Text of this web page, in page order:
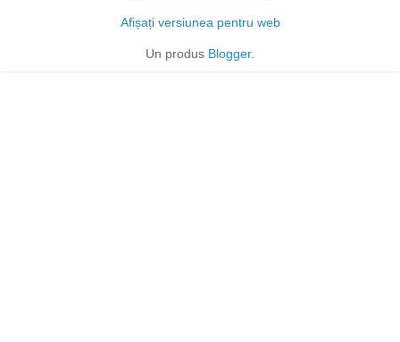
Afișați versiunea pentru web
Un produs Blogger.